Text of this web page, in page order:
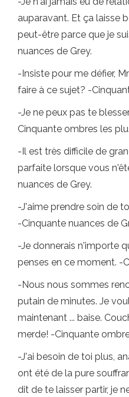
auparavant. Et ça laisse
peut-être parce que je
nuances de Grey.
-Insiste pour me défier,
faire à ce sujet? -
-Je ne peux pas te
Cinquante ombres les
-Il est très difficile de
parfaite lorsque vous
nuances de Grey.
-J'aime prendre soin de
-Cinquante nuances de
-Je donnerais n'importe
penses en ce moment. -
-Nous nous sommes
putain de minutes. Je
maintenant ... baise.
merde! -Cinquante
-J'ai besoin de toi plus,
ont été de la pure
dit de te laisser partir, je